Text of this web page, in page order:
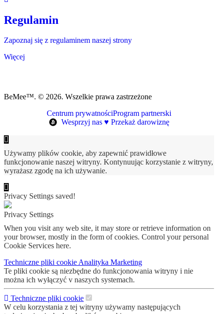
Regulamin
Zapoznaj się z regulaminem naszej strony
Więcej
BeMee™. © 2026. Wszelkie prawa zastrzeżone
Centrum prywatnościProgram partnerski
Wesprzyj nas ♥ Przekaż darowiznę
Używamy plików cookie, aby zapewnić prawidłowe
funkcjonowanie naszej witryny. Kontynuując korzystanie z witryny,
wyrażasz zgodę na ich używanie.
Privacy Settings saved!
Privacy Settings
When you visit any web site, it may store or retrieve information on
your browser, mostly in the form of cookies. Control your personal
Cookie Services here.
Techniczne pliki cookieAnalityka Marketing
Te pliki cookie są niezbędne do funkcjonowania witryny i nie
można ich wyłączyć v naszych systemach.
Techniczne pliki cookie
W celu korzystania z tej witryny używamy następujących